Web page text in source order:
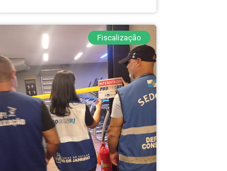
Fiscalização